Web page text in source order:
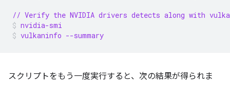
// Verify the NVIDIA drivers detects along with
nvidia-smi
vulkaninfo --summary
スクリプトをもう一度実行すると、次の結果が得られま